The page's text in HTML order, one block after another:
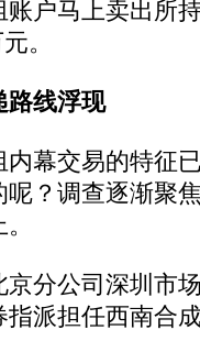
户马上卖出所
。
路线浮现
幕交易的特征
？调查逐渐聚
分公司深圳市
派担任西南合